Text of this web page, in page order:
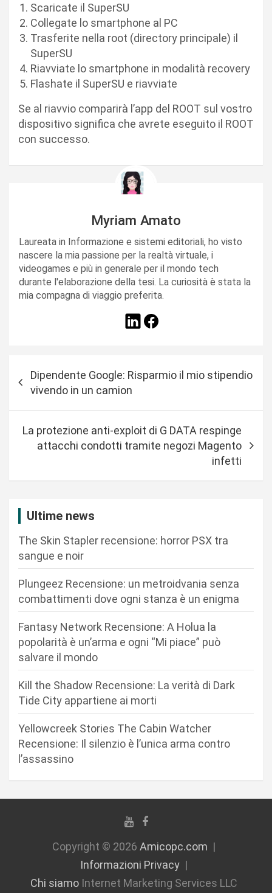
Scaricate il SuperSU
Collegate lo smartphone al PC
Trasferite nella root (directory principale) il
SuperSU
Riavviate lo smartphone in modalità recovery
Flashate il SuperSU e riavviate
Se al riavvio comparirà l’app del ROOT sul vostro
dispositivo significa che avrete eseguito il ROOT
con successo.
Myriam Amato
Laureata in Informazione e sistemi editoriali, ho visto
nascere la mia passione per la realtà virtuale, i
videogames e più in generale per il mondo tech
durante l'elaborazione della tesi. La curiosità è stata la
mia compagna di viaggio preferita.
z
Dipendente Google: Risparmio il mio stipendio
vivendo in un camion
La protezione anti-exploit di G DATA respinge
attacchi condotti tramite negozi Magento
infetti
Ultime news
The Skin Stapler recensione: horror PSX tra
sangue e noir
Plungeez Recensione: un metroidvania senza
combattimenti dove ogni stanza è un enigma
Fantasy Network Recensione: A Holua la
popolarità è un’arma e ogni “Mi piace” può
salvare il mondo
Kill the Shadow Recensione: La verità di Dark
Tide City appartiene ai morti
Yellowcreek Stories The Cabin Watcher
Recensione: Il silenzio è l’unica arma contro
l’assassino
Copyright © 2026 Amicopc.com
Informazioni Privacy
Chi siamoInternet Marketing Services LLC